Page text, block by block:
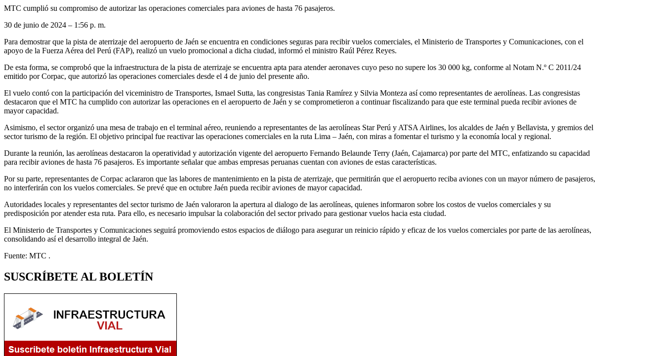
MTC cumplió su compromiso de autorizar las operaciones comerciales para aviones de hasta 76 pasajeros.
30 de junio de 2024 – 1:56 p. m.
Para demostrar que la pista de aterrizaje del aeropuerto de Jaén se encuentra en condiciones seguras para recibir vuelos comerciales, el Ministerio de Transportes y Comunicaciones, con el
apoyo de la Fuerza Aérea del Perú (FAP), realizó un vuelo promocional a dicha ciudad, informó el ministro Raúl Pérez Reyes.
De esta forma, se comprobó que la infraestructura de la pista de aterrizaje se encuentra apta para atender aeronaves cuyo peso no supere los 30 000 kg, conforme al Notam N.º C 2011/24
emitido por Corpac, que autorizó las operaciones comerciales desde el 4 de junio del presente año.
El vuelo contó con la participación del viceministro de Transportes, Ismael Sutta, las congresistas Tania Ramírez y Silvia Monteza así como representantes de aerolíneas. Las congresistas
destacaron que el MTC ha cumplido con autorizar las operaciones en el aeropuerto de Jaén y se comprometieron a continuar fiscalizando para que este terminal pueda recibir aviones de
mayor capacidad.
Asimismo, el sector organizó una mesa de trabajo en el terminal aéreo, reuniendo a representantes de las aerolíneas Star Perú y ATSA Airlines, los alcaldes de Jaén y Bellavista, y gremios del
sector turismo de la región. El objetivo principal fue reactivar las operaciones comerciales en la ruta Lima – Jaén, con miras a fomentar el turismo y la economía local y regional.
Durante la reunión, las aerolíneas destacaron la operatividad y autorización vigente del aeropuerto Fernando Belaunde Terry (Jaén, Cajamarca) por parte del MTC, enfatizando su capacidad
para recibir aviones de hasta 76 pasajeros. Es importante señalar que ambas empresas peruanas cuentan con aviones de estas características.
Por su parte, representantes de Corpac aclararon que las labores de mantenimiento en la pista de aterrizaje, que permitirán que el aeropuerto reciba aviones con un mayor número de pasajeros,
no interferirán con los vuelos comerciales. Se prevé que en octubre Jaén pueda recibir aviones de mayor capacidad.
Autoridades locales y representantes del sector turismo de Jaén valoraron la apertura al dialogo de las aerolíneas, quienes informaron sobre los costos de vuelos comerciales y su
predisposición por atender esta ruta. Para ello, es necesario impulsar la colaboración del sector privado para gestionar vuelos hacia esta ciudad.
El Ministerio de Transportes y Comunicaciones seguirá promoviendo estos espacios de diálogo para asegurar un reinicio rápido y eficaz de los vuelos comerciales por parte de las aerolíneas,
consolidando así el desarrollo integral de Jaén.
Fuente: MTC .
SUSCRÍBETE AL BOLETÍN